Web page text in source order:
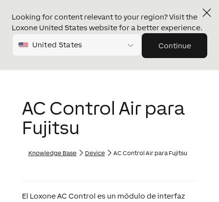
Looking for content relevant to your region? Visit the
Loxone United States website for a better experience.
United States Continue
AC Control Air para
Fujitsu
Knowledge Base Device AC Control Air para Fujitsu
El Loxone AC Control es un módulo de interfaz